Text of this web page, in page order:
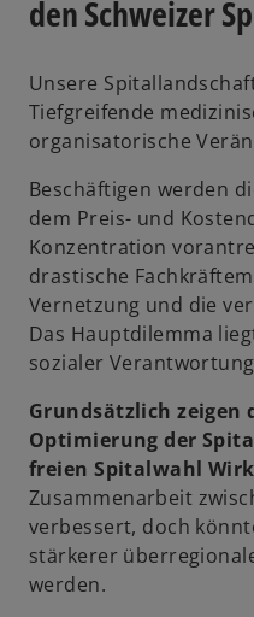
den Schweizer
Unsere
Tiefgreifende
organisatorische
Beschäftigen werden
dem Preis- und
Konzentration
drastische
Vernetzung und die
Das Hauptdilemma
sozialer
Grundsätzlich zeigen
Optimierung der
freien Spitalwahl
Zusammenarbeit
verbessert, doch
stärkerer
werden.